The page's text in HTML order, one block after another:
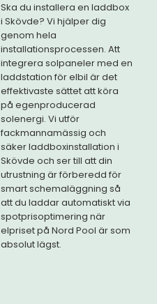
Ska du installera en laddbox
i Skövde? Vi hjälper dig
genom hela
installationsprocessen. Att
integrera solpaneler med en
laddstation för elbil är det
effektivaste sättet att köra
på egenproducerad
solenergi. Vi utför
fackmannamässig och
säker laddboxinstallation i
Skövde och ser till att din
utrustning är förberedd för
smart schemaläggning så
att du laddar automatiskt via
spotprisoptimering när
elpriset på Nord Pool är som
absolut lägst.